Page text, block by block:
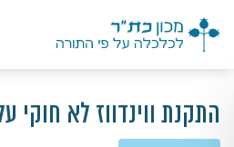
התקנת ווינדווז לא חוקי